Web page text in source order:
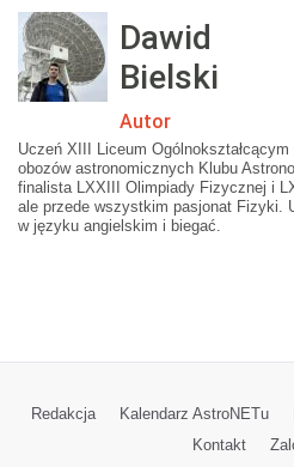
Dawid
Bielski
Autor
Uczeń XIII Liceum
obozów astronomicznych Klubu
finalista LXXIII Olimpiady Fizycznej i
ale przede wszystkim pasjonat Fizyki.
w języku angielskim i biegać.
Redakcja Kalendarz AstroNETu
Kontakt